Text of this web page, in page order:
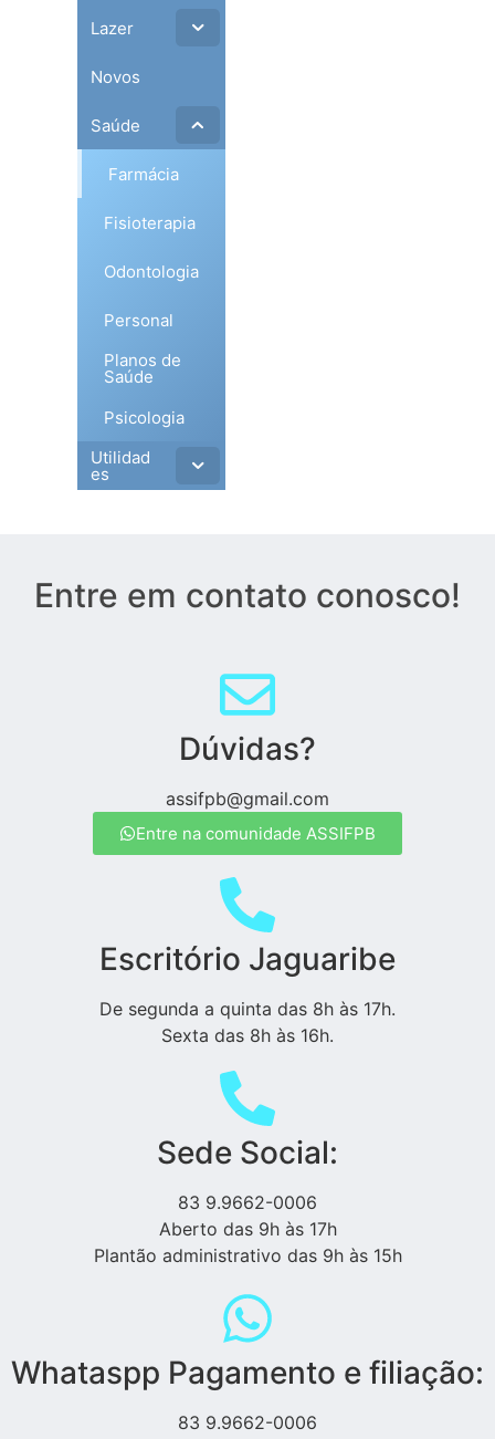
Lazer
Novos
Saúde
Farmácia
Fisioterapia
Odontologia
Personal
Planos de
Saúde
Psicologia
Utilidad
es
Entre em contato conosco!
Dúvidas?
assifpb@gmail.com
Entre na comunidade ASSIFPB
Escritório Jaguaribe
De segunda a quinta das 8h às 17h.
Sexta das 8h às 16h.
Sede Social:
83 9.9662-0006
Aberto das 9h às 17h
Plantão administrativo das 9h às 15h
Whataspp Pagamento e filiação:
83 9.9662-0006